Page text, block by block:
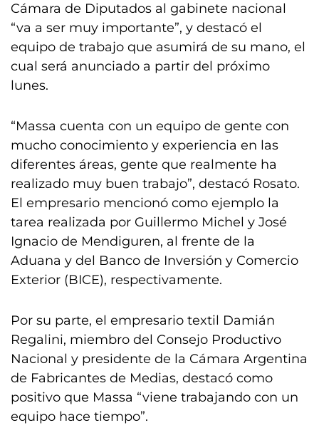
Cámara de Diputados al gabinete nacional
“va a ser muy importante”, y destacó el
equipo de trabajo que asumirá de su mano, el
cual será anunciado a partir del próximo
lunes.
“Massa cuenta con un equipo de gente con
mucho conocimiento y experiencia en las
diferentes áreas, gente que realmente ha
realizado muy buen trabajo”, destacó Rosato.
El empresario mencionó como ejemplo la
tarea realizada por Guillermo Michel y José
Ignacio de Mendiguren, al frente de la
Aduana y del Banco de Inversión y Comercio
Exterior (BICE), respectivamente.
Por su parte, el empresario textil Damián
Regalini, miembro del Consejo Productivo
Nacional y presidente de la Cámara Argentina
de Fabricantes de Medias, destacó como
positivo que Massa “viene trabajando con un
equipo hace tiempo”.